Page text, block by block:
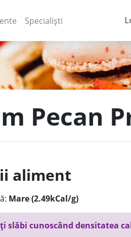
Specialiști
Pecan
aliment
Mare (2.49kCal/g)
slăbi cunoscând densitatea